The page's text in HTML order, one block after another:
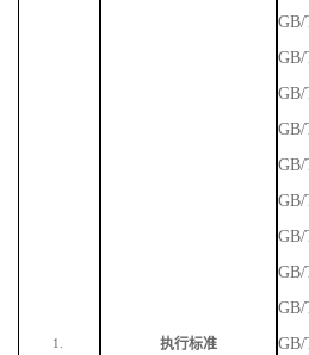
1. 执行标准